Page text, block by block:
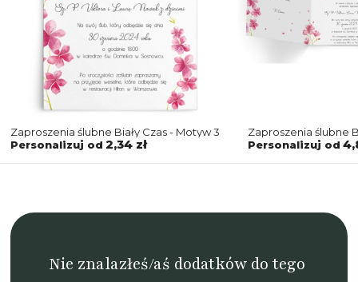
Zaproszenia ślubne Biały Czas - Motyw 3
Personalizuj od 2,34 zł
Zaproszenia ślubne
Składane Kwadrat
Personalizuj od
Nie znalazłeś/aś dodatków do tego